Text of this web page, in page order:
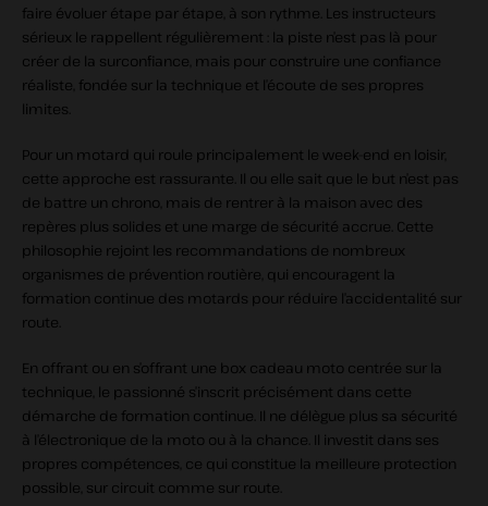
faire évoluer étape par étape, à son rythme. Les instructeurs
sérieux le rappellent régulièrement : la piste n’est pas là pour
créer de la surconfiance, mais pour construire une confiance
réaliste, fondée sur la technique et l’écoute de ses propres
limites.
Pour un motard qui roule principalement le week‑end en loisir,
cette approche est rassurante. Il ou elle sait que le but n’est pas
de battre un chrono, mais de rentrer à la maison avec des
repères plus solides et une marge de sécurité accrue. Cette
philosophie rejoint les recommandations de nombreux
organismes de prévention routière, qui encouragent la
formation continue des motards pour réduire l’accidentalité sur
route.
En offrant ou en s’offrant une box cadeau moto centrée sur la
technique, le passionné s’inscrit précisément dans cette
démarche de formation continue. Il ne délègue plus sa sécurité
à l’électronique de la moto ou à la chance. Il investit dans ses
propres compétences, ce qui constitue la meilleure protection
possible, sur circuit comme sur route.